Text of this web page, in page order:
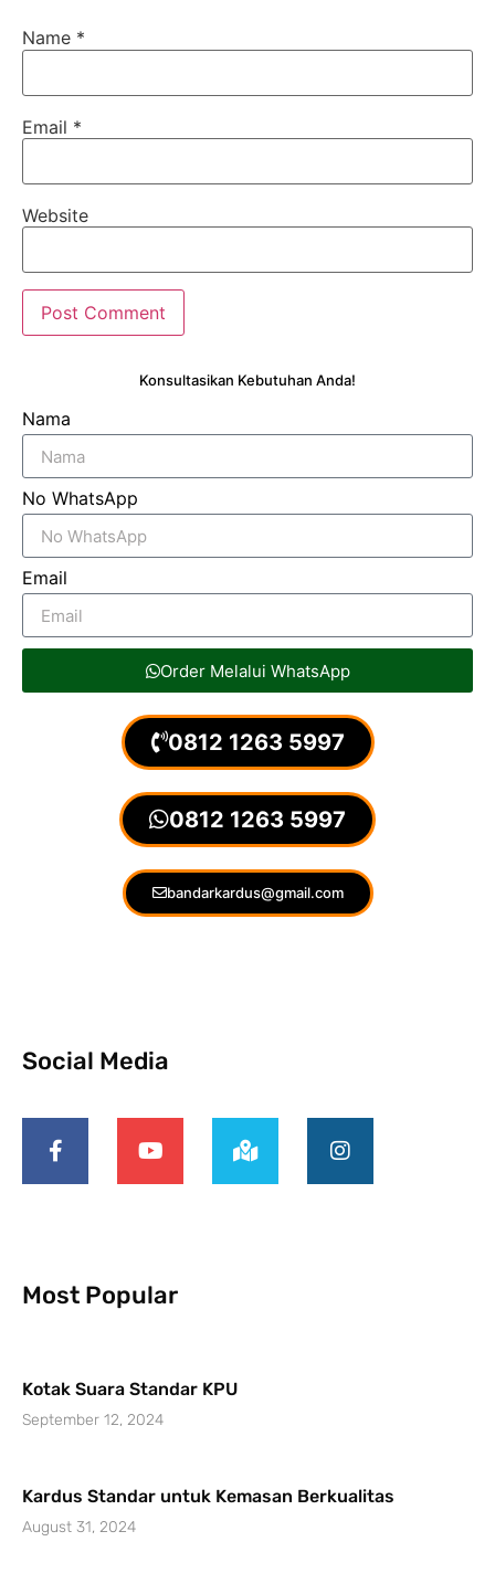
Name *
Email *
Website
Konsultasikan Kebutuhan Anda!
Nama
No WhatsApp
Email
Order Melalui WhatsApp
0812 1263 5997
0812 1263 5997
bandarkardus@gmail.com
Social Media
Most Popular
Kotak Suara Standar KPU
September 12, 2024
Kardus Standar untuk Kemasan Berkualitas
August 31, 2024